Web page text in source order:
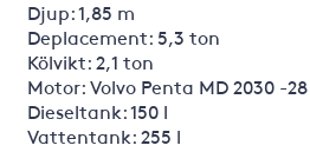
Djup: 1,85 m
Deplacement: 5,3 ton
Kölvikt: 2,1 ton
Motor: Volvo Penta MD 2030 -
Dieseltank: 150 l
Vattentank: 255 l